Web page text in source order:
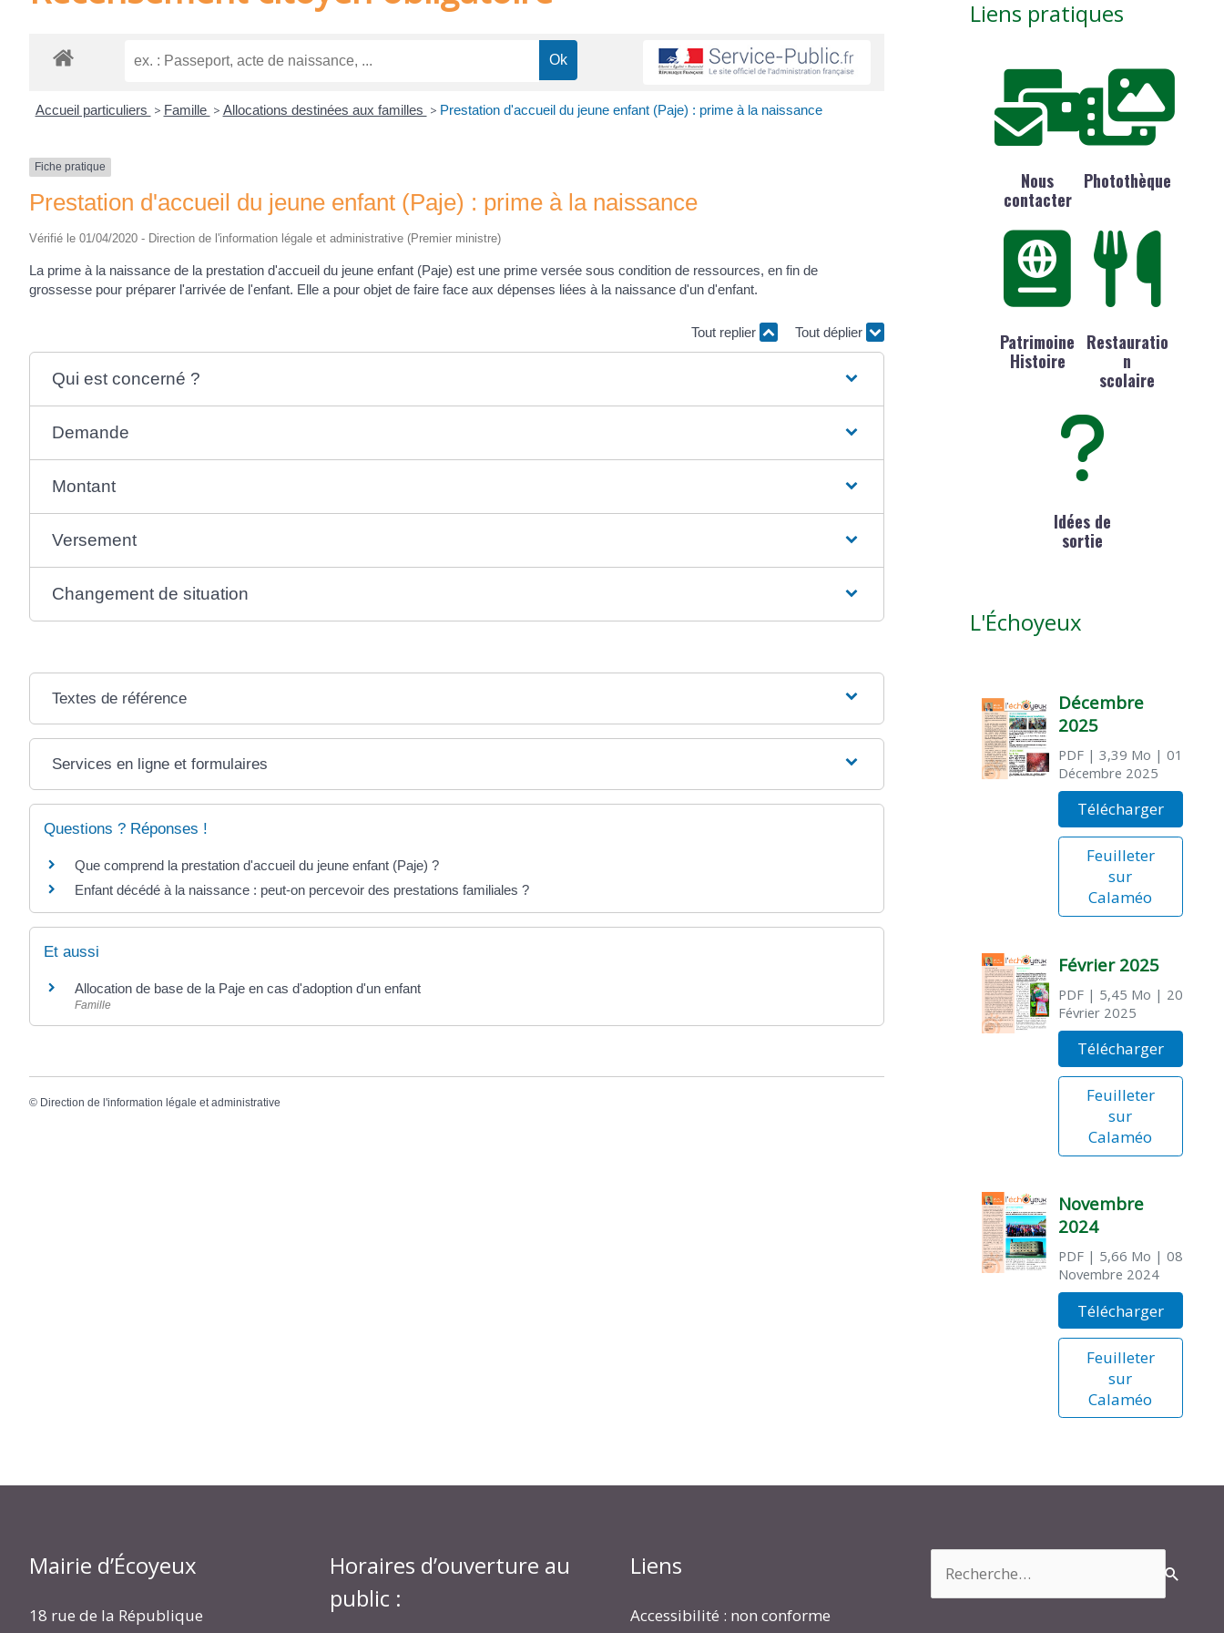
Accueil particuliers > Famille > Allocations destinées aux familles > Prestation d'accueil du jeune enfant (Paje) : prime à la naissance
Fiche pratique
Prestation d'accueil du jeune enfant (Paje) : prime à la naissance
Vérifié le 01/04/2020 - Direction de l'information légale et administrative (Premier ministre)
La prime à la naissance de la prestation d'accueil du jeune enfant (Paje) est une prime versée sous condition de ressources, en fin de
grossesse pour préparer l'arrivée de l'enfant. Elle a pour objet de faire face aux dépenses liées à la naissance d'un d'enfant.
Tout replier Tout déplier
Qui est concerné ?
Demande
Montant
Versement
Changement de situation
Textes de référence
Services en ligne et formulaires
Questions ? Réponses !
Que comprend la prestation d'accueil du jeune enfant (Paje) ?
Enfant décédé à la naissance : peut-on percevoir des prestations familiales ?
Et aussi
Allocation de base de la Paje en cas d'adoption d'un enfant
Famille
© Direction de l'information légale et administrative
Liens pratiques
Nous
contacter
Photothèque
Patrimoine
Histoire
Restauratio
n
scolaire
Idées de
sortie
L'Échoyeux
Décembre
2025
PDF| 3,39 Mo | 01
Décembre 2025
Télécharger
Feuilleter
sur
Calaméo
Février 2025
PDF| 5,45 Mo | 20
Février 2025
Télécharger
Feuilleter
sur
Calaméo
Novembre
2024
PDF| 5,66 Mo | 08
Novembre 2024
Télécharger
Feuilleter
sur
Calaméo
Mairie d’Écoyeux
18 rue de la République
Horaires d’ouverture au
public :
Liens
Accessibilité : non conforme